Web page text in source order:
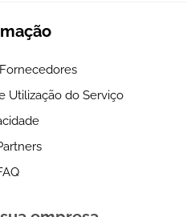
Utilização do Serviço